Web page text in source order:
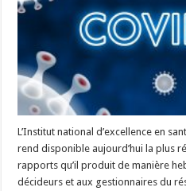
L’Institut national d’excellence en
rend disponible aujourd’hui la plus
rapports qu’il produit de manière
décideurs et aux gestionnaires du